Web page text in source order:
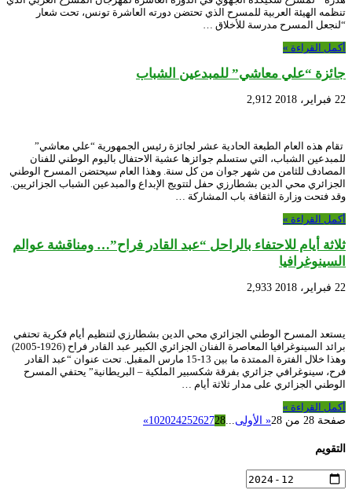
تنظمه الهيئة العربية للمسرح الذي تحتضن دورته العاشرة تونس، تحت شعار
“لنجعل المسرح مدرسة للأخلاق …
أكمل القراءة »
جائزة “علي معاشي” للمبدعين الشباب
22 فبراير، 2018 2,912
تقام هذه العام الطبعة الحادية عشر لجائزة رئيس الجمهورية “علي معاشي”
للمبدعين الشباب، التي ستسلم جوائزها عشية الاحتفال باليوم الوطني للفنان
المصادف للثامن من شهر جوان من كل سنة. وهذا العام سيحتضن المسرح الوطني
الجزائري محي الدين بشطارزي حفل لتتويج الإبداع والمبدعين الشباب الجزائريين.
وقد فتحت وزارة الثقافة باب المشاركة …
أكمل القراءة »
ثلاثة أيام للاحتفاء بالراحل “عبد القادر فراح”… ومناقشة عوالم
السينوغرافيا
22 فبراير، 2018 2,933
يستعد المسرح الوطني الجزائري محي الدين بشطارزي لتنظيم أيام فكرية تحتفي
برائد السينوغرافيا المعاصرة الفنان الجزائري الكبير عبد القادر فراح (1926-2005)
وهذا خلال الفترة الممتدة ما بين 13-15 مارس المقبل. تحت عنوان “عبد القادر
فرح، سينوغرافي جزائري بفرقة شكسبير الملكية – البريطانية” يحتفي المسرح
الوطني الجزائري على مدار ثلاثة أيام …
أكمل القراءة »
صفحة 28 من 28
« الأولى...
10202425262728
»
التقويم